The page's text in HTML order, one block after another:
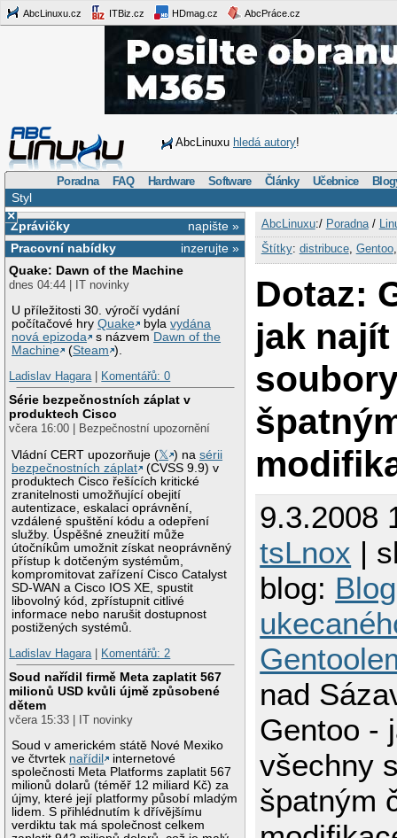
AbcLinuxu.cz ITBiz.cz HDmag.cz AbcPráce.cz
AbcLinuxu hledá autory!
Poradna FAQ Hardware Software Články Učebnice
Styl
×
napište »
Zprávičky
inzerujte »
Pracovní nabídky
Quake: Dawn of the Machine
dnes 04:44 | IT novinky
U příležitosti 30. výročí vydání
počítačové hryQuake bylavydána
nová epizoda
s názvem Dawn of the
Machine
(Steam ).
Ladislav Hagara| Komentářů: 0
Série bezpečnostních záplat v
produktech Cisco
včera 16:00 | Bezpečnostní upozornění
Vládní CERT upozorňuje (𝕏 ) nasérii
bezpečnostních záplat
(CVSS 9.9) v
produktech Cisco řešících kritické
zranitelnosti umožňující obejití
autentizace, eskalaci oprávnění,
vzdálené spuštění kódu a odepření
služby. Úspěšné zneužití může
útočníkům umožnit získat neoprávněný
přístup k dotčeným systémům,
kompromitovat zařízení Cisco Catalyst
SD-WAN a Cisco IOS XE, spustit
libovolný kód, zpřístupnit citlivé
informace nebo narušit dostupnost
postižených systémů.
Ladislav Hagara| Komentářů: 2
Soud nařídil firmě Meta zaplatit 567
milionů USD kvůli újmě způsobené
dětem
včera 15:33 | IT novinky
Soud v americkém státě Nové Mexiko
ve čtvrtek nařídil
internetové
společnosti Meta Platforms zaplatit 567
milionů dolarů (téměř 12 miliard Kč) za
újmy, které její platformy působí mladým
lidem. S přihlédnutím k dřívějšímu
verdiktu tak má společnost celkem
AbcLinuxu:/ Poradna/
Štítky: distribuce, Gentoo
Dotaz:
jak
9.3.2008
tsLnox |
blog:
nad
Gentoo -
všechny
špatným